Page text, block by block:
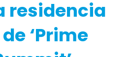
residencia
‘Prime